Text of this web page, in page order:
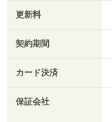
更新料
契約期間
カード決済
保証会社